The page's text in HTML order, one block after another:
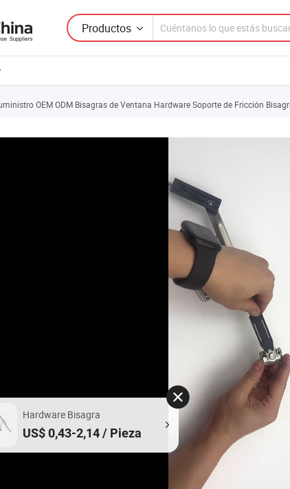
Productos
OEM ODM Bisagras de Ventana Hardware Soporte de Fricción
Hardware Bisagra
US$ 0,43-2,14 / Pieza